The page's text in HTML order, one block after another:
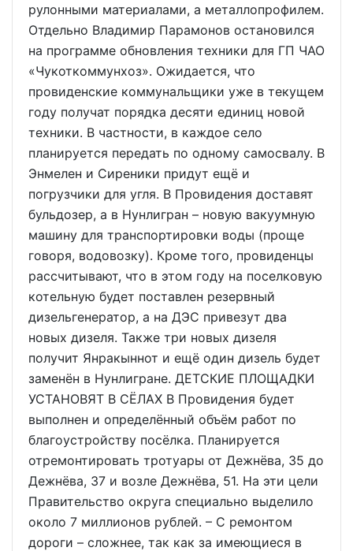
рулонными материалами, а металлопрофилем.
Отдельно Владимир Парамонов остановился
на программе обновления техники для ГП ЧАО
«Чукоткоммунхоз». Ожидается, что
провиденские коммунальщики уже в текущем
году получат порядка десяти единиц новой
техники. В частности, в каждое село
планируется передать по одному самосвалу. В
Энмелен и Сиреники придут ещё и
погрузчики для угля. В Провидения доставят
бульдозер, а в Нунлигран – новую вакуумную
машину для транспортировки воды (проще
говоря, водовозку). Кроме того, провиденцы
рассчитывают, что в этом году на поселковую
котельную будет поставлен резервный
дизельгенератор, а на ДЭС привезут два
новых дизеля. Также три новых дизеля
получит Янракыннот и ещё один дизель будет
заменён в Нунлигране. ДЕТСКИЕ ПЛОЩАДКИ
УСТАНОВЯТ В СЁЛАХ В Провидения будет
выполнен и определённый объём работ по
благоустройству посёлка. Планируется
отремонтировать тротуары от Дежнёва, 35 до
Дежнёва, 37 и возле Дежнёва, 51. На эти цели
Правительство округа специально выделило
около 7 миллионов рублей. – С ремонтом
дороги – сложнее, так как за имеющиеся в